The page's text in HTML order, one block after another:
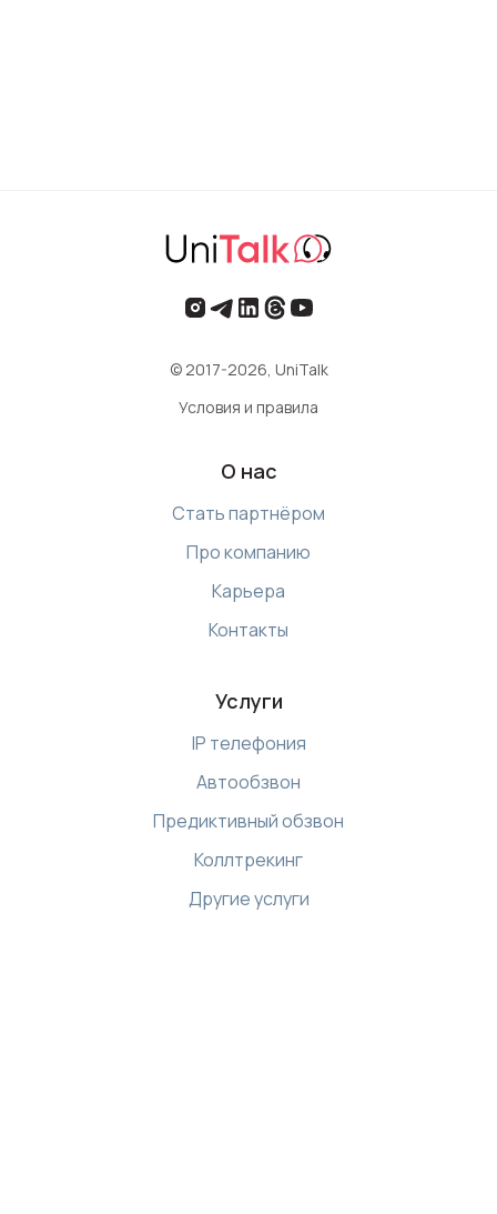
© 2017-2026, UniTalk
Условия и правила
О нас
Стать партнёром
Про компанию
Карьера
Контакты
Услуги
IP телефония
Автообзвон
Предиктивный обзвон
Коллтрекинг
Другие услуги